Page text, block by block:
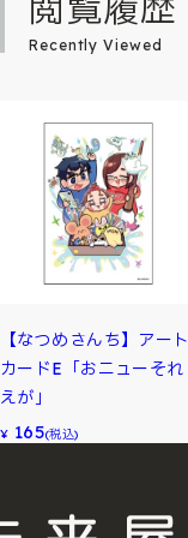
Recently Viewed
【なつめさんち】アート
カードE「おニューそれ
えが」
¥ 165(税込)